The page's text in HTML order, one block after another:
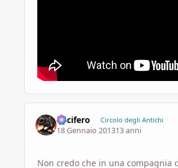
Lucifero Circolo degli Antichi
18 Gennaio 201313 anni
Non credo che in una